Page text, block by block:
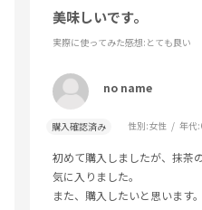
美味しいです。
実際に使ってみた感想:とても良い
no name
購入確認済み 性別:女性 年代:
初めて購入しましたが、抹茶
気に入りました。
また、購入したいと思います。